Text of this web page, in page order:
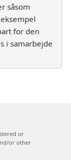
såsom
for den
i samarbejde
or
or other